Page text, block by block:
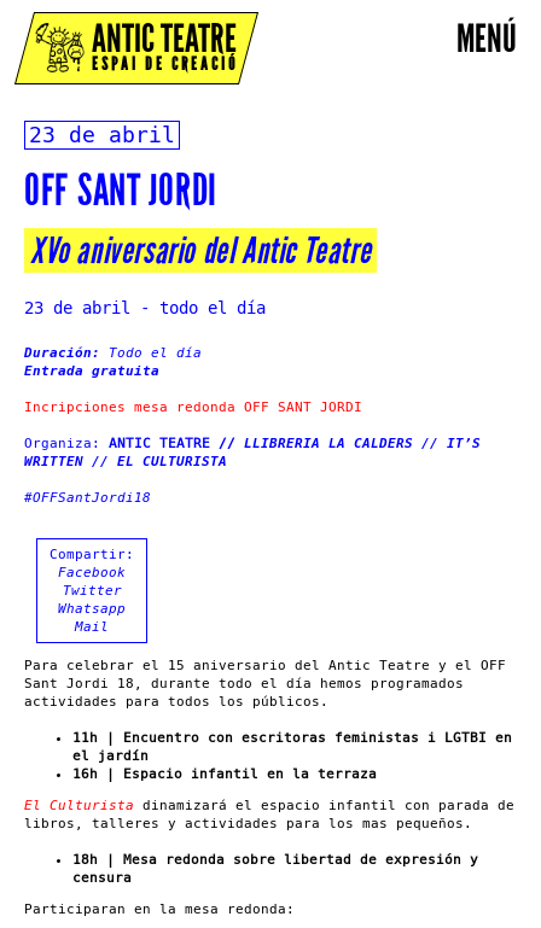
MENÚ
ANTIC TEATRE
ESPAI DE CREACIÓ
23 de abril
OFF SANT JORDI
XVo aniversario del Antic Teatre
23 de abril - todo el día
Duración: Todo el día
Entrada gratuita
Incripciones mesa redonda OFF SANT JORDI
Organiza: ANTIC TEATRE // LLIBRERIA LA CALDERS // IT’S
WRITTEN // EL CULTURISTA
#OFFSantJordi18
Compartir:
Facebook
Twitter
Whatsapp
Mail
Para celebrar el 15 aniversario del Antic Teatre y el OFF
Sant Jordi 18, durante todo el día hemos programados
actividades para todos los públicos.
11h | Encuentro con escritoras feministas i LGTBI en
el jardín
16h | Espacio infantil en la terraza
El Culturista dinamizará el espacio infantil con parada de
libros, talleres y actividades para los mas pequeños.
18h | Mesa redonda sobre libertad de expresión
y
censura
Participaran en la mesa redonda: